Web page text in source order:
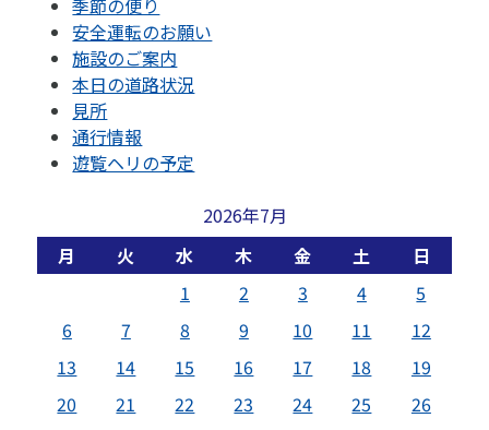
季節の便り
安全運転のお願い
施設のご案内
本日の道路状況
見所
通行情報
遊覧ヘリの予定
2026年7月
月
火 水 木 金 土
日
1
2 3 4
5
6
7 8 9 10 11
12
13
14 15 16 17 18
19
20
21 22 23 24 25
26